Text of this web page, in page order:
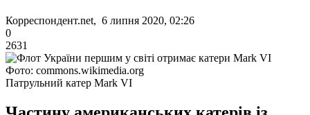
Корреспондент.net, 6 липня 2020, 02:26
0
2631
Фото: commons.wikimedia.org
Патрульний катер Mark VI